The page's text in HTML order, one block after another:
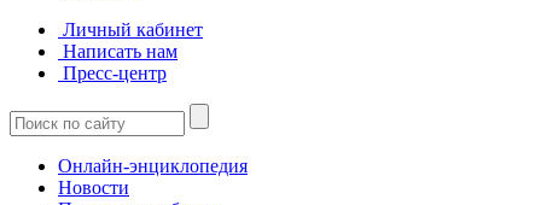
Личный кабинет
Написать нам
Пресс-центр
Онлайн-энциклопедия
Новости